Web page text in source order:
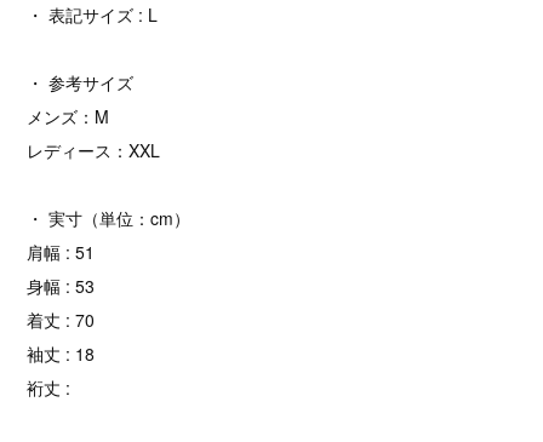
・ 表記サイズ : L
・ 参考サイズ
メンズ：M
レディース：XXL
・ 実寸（単位：cm）
肩幅 : 51
身幅 : 53
着丈 : 70
袖丈 : 18
裄丈 :